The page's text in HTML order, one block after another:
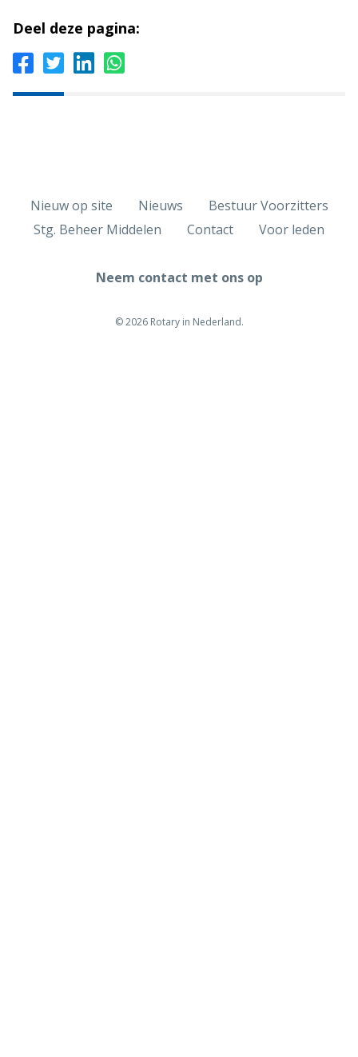
Deel deze pagina:
Nieuw op site Nieuws
Bestuur Voorzitters
Stg. Beheer Middelen
Contact Voor leden
Neem contact met ons op
© 2026 Rotary in Nederland.